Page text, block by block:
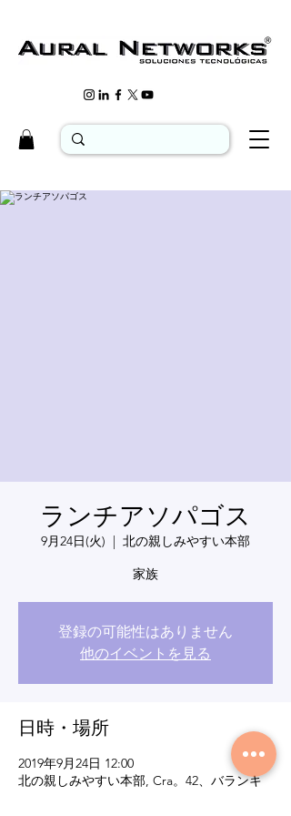
ランチアソパゴス
9月24日(火)
  |
北の親しみやすい本部
家族
登録の可能性はありません
他のイベントを見る
日時・場所
2019年9月24日 12:00
北の親しみやすい本部, Cra。42、バランキ